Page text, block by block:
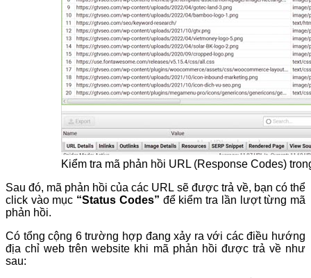
Kiểm tra mã phản hồi URL (Response Codes)
Sau đó, mã phản hồi của các URL sẽ được trả về, bạn có thể
click vào mục “Status Codes” để kiểm tra lần lượt từng mã
phản hồi.
Có tổng cộng 6 trường hợp đang xảy ra với các điều hướng
địa chỉ web trên website khi mã phản hồi được trả về như
sau: